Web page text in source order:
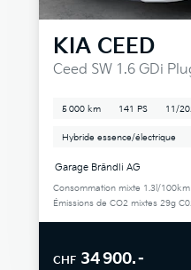
KIA CEED
Ceed SW 1.6 GDi
5 000 km 141 PS 11/
Hybride essence/électrique
Garage Brändli AG
Consommation mixte 1.3l/100km
Émissions de CO2 mixtes 29g
CHF 34 900.–